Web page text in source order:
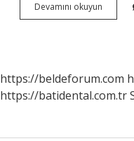
Devamını okuyun
Bilimi
https://beldeforum.com
https://batidental.com.tr